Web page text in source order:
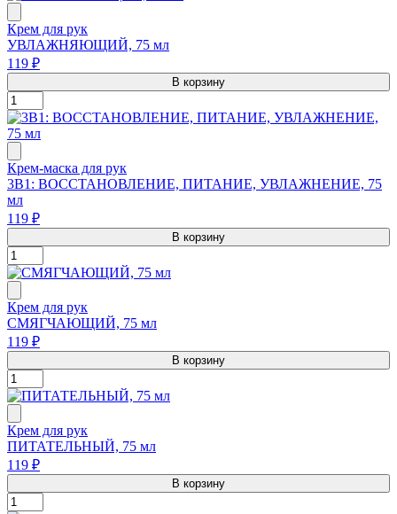
Крем для рук
УВЛАЖНЯЮЩИЙ, 75 мл
119 ₽
В корзину
Крем-маска для рук
3В1: ВОССТАНОВЛЕНИЕ, ПИТАНИЕ, УВЛАЖНЕНИЕ, 75
мл
119 ₽
В корзину
Крем для рук
СМЯГЧАЮЩИЙ, 75 мл
119 ₽
В корзину
Крем для рук
ПИТАТЕЛЬНЫЙ, 75 мл
119 ₽
В корзину